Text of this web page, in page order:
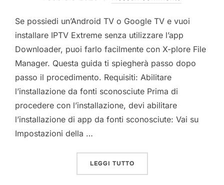
Se possiedi un’Android TV o Google TV e vuoi
installare IPTV Extreme senza utilizzare l’app
Downloader, puoi farlo facilmente con X-plore File
Manager. Questa guida ti spiegherà passo dopo
passo il procedimento. Requisiti: Abilitare
l’installazione da fonti sconosciute Prima di
procedere con l’installazione, devi abilitare
l’installazione di app da fonti sconosciute: Vai su
Impostazioni della …
LEGGI TUTTO“COME INSTALLARE IPTV